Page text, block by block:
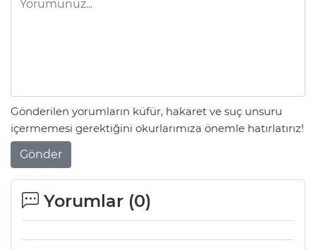
Gönderilen yorumların küfür, hakaret ve suç unsuru
içermemesi gerektiğini okurlarımıza önemle hatırlatırız!
Gönder
Yorumlar (0)